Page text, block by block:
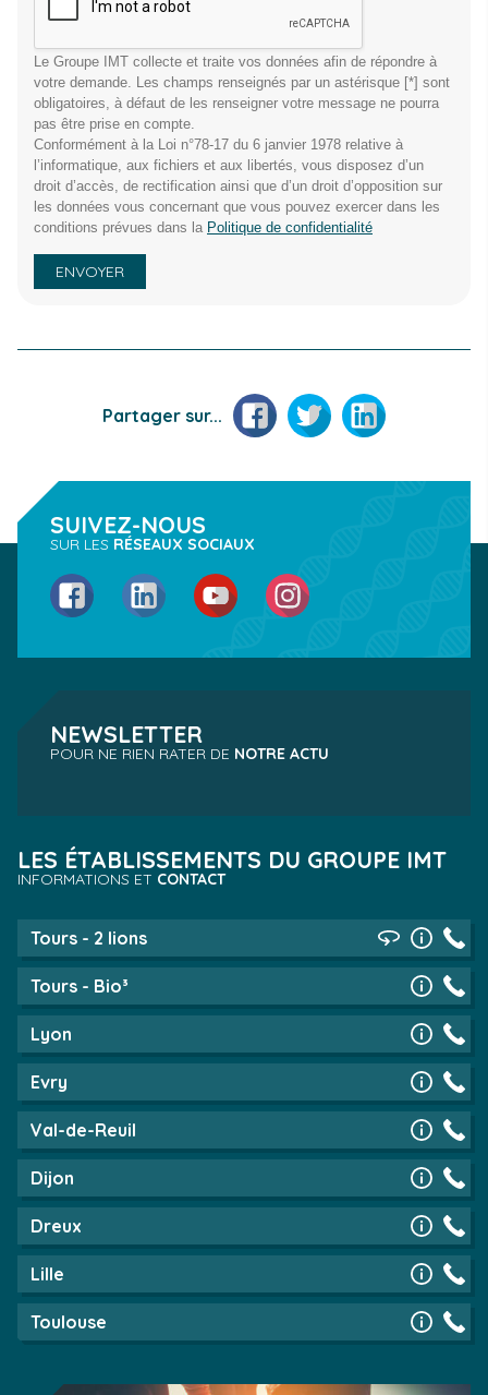
Le Groupe IMT collecte et traite vos données afin de répondre à
votre demande. Les champs renseignés par un astérisque [*] sont
obligatoires, à défaut de les renseigner votre message ne pourra
pas être prise en compte.
Conformément à la Loi n°78-17 du 6 janvier 1978 relative à
l’informatique, aux fichiers et aux libertés, vous disposez d’un
droit d’accès, de rectification ainsi que d’un droit d’opposition sur
les données vous concernant que vous pouvez exercer dans les
conditions prévues dans la Politique de confidentialité
ENVOYER
Partager sur... FacebookTwitter LinkedIn
SUIVEZ-NOUS
SUR LES RÉSEAUX SOCIAUX
FacebookLinkedIn YouTube Instagram
NEWSLETTER
POUR NE RIEN RATER DE NOTRE ACTU
LES ÉTABLISSEMENTS DU GROUPE IMT
INFORMATIONS ET CONTACT
Tours - 2 lions
Tours - Bio³
Lyon
Evry
Val-de-Reuil
Dijon
Dreux
Lille
Toulouse